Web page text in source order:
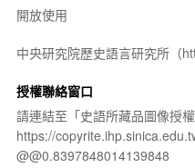
開放使用
中央研究院歷史語言研究所（
授權聯絡窗口
請連結至「史語所藏品圖像授
https://
@@0.8397848014139848